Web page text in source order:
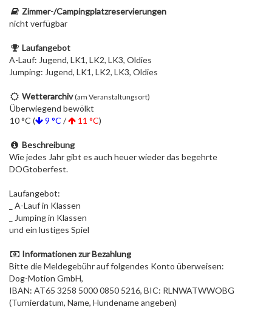
Zimmer-/Campingplatzreservierungen
nicht verfügbar
Laufangebot
A-Lauf: Jugend, LK1, LK2, LK3, Oldies
Jumping: Jugend, LK1, LK2, LK3, Oldies
Wetterarchiv (am Veranstaltungsort)
Überwiegend bewölkt
10 °C (
9 °C / 11 °C)
Beschreibung
Wie jedes Jahr gibt es auch heuer wieder das begehrte
DOGtoberfest.
Laufangebot:
_ A-Lauf in Klassen
_ Jumping in Klassen
und ein lustiges Spiel
Informationen zur Bezahlung
Bitte die Meldegebühr auf folgendes Konto überweisen:
Dog-Motion GmbH,
IBAN: AT65 3258 5000 0850 5216, BIC: RLNWATWWOBG
(Turnierdatum, Name, Hundename angeben)